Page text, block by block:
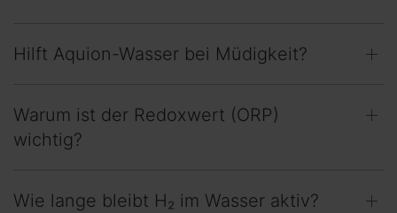
Hilft Aquion-Wasser bei Müdigkeit?
Warum ist der Redoxwert (ORP)
wichtig?
Wie lange bleibt H₂ im Wasser aktiv?